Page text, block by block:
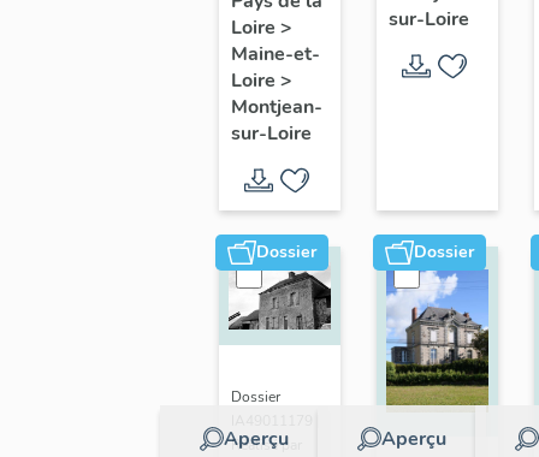
Maison
Blanche
Loire >
Maine-et-
Loire >
Montjean-
sur-Loire
sur-Loire
Dossier
Aperçu
Dossier
Réalisé par
Dossier
Aperçu